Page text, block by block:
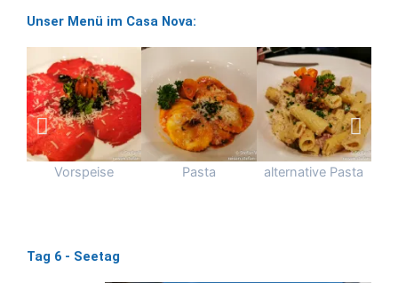
Unser Menü im Casa Nova:
Vorspeise Pasta alternative Pasta
Tag 6 - Seetag